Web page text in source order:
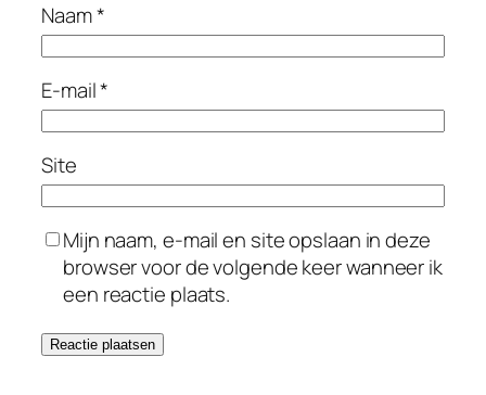
Naam*
E-mail*
Site
Mijn naam, e-mail en site opslaan in deze
browser voor de volgende keer wanneer ik
een reactie plaats.